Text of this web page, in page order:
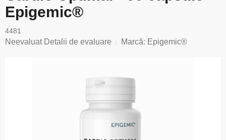
Epigemic®
4481
Evaluarea
Neevaluat Detalii de evaluare Marcă: Epigemic®